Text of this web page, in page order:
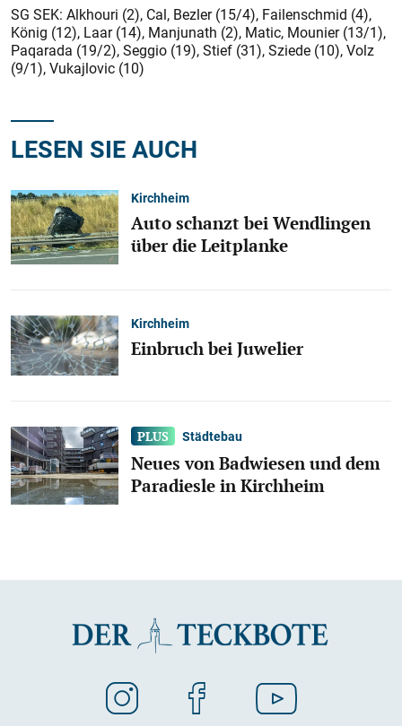
SG SEK: Alkhouri (2), Cal, Bezler (15/4), Failenschmid (4),
König (12), Laar (14), Manjunath (2), Matic, Mounier (13/1),
Paqarada (19/2), Seggio (19), Stief (31), Sziede (10), Volz
(9/1), Vukajlovic (10)
LESEN SIE AUCH
Kirchheim
Auto schanzt bei Wendlingen
über die Leitplanke
Kirchheim
Einbruch bei Juwelier
Städtebau
Neues von Badwiesen und dem
Paradiesle in Kirchheim